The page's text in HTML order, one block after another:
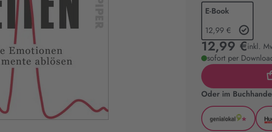
E-Book
12,99 €
12,99 €inkl.
sofort per
Oder im
*